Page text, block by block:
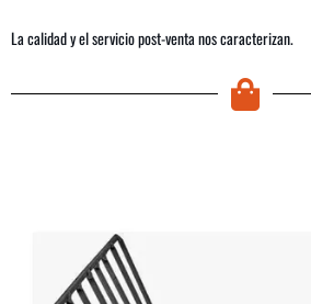
La calidad y el servicio post-venta nos caracterizan.